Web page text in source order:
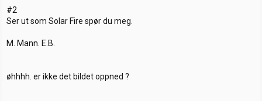
#2
Ser ut som Solar Fire spør du meg.
M. Mann. E.B.
øhhhh. er ikke det bildet oppned ?